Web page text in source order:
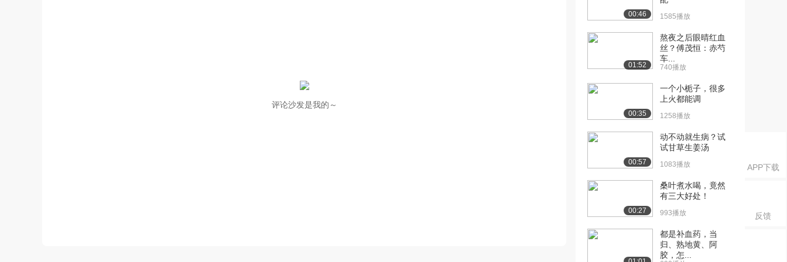
APP下载
反馈
评论沙发是我的～
00:46 1585播放
01:52
熬夜之后眼晴红血
丝？傅茂恒：赤芍
车...
740播放
00:35
一个小栀子，很多
上火都能调
1258播放
00:57
动不动就生病？试
试甘草生姜汤
1083播放
00:27
桑叶煮水喝，竟然
有三大好处！
993播放
都是补血药，当
归、熟地黄、阿
胶，怎...